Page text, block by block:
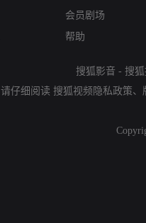
会员剧场
帮助
搜狐影音 - 搜
请仔细阅读 搜狐视频隐私政策、